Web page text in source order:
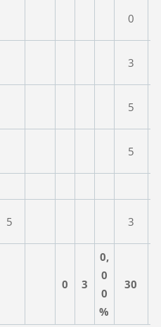
0
3
5
5
5 3
0 3
0,
0
0
%
30